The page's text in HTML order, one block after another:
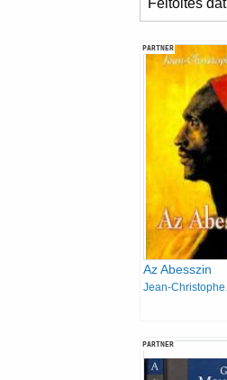
PARTNER
Az Abesszin
PARTNER